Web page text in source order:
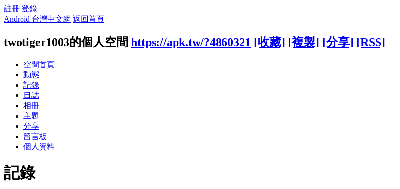
註冊 登錄
Android 台灣中文網 返回首頁
twotiger1003的個人空間 https://apk.tw/?4860321 [收藏] [複製] [分享] [RSS]
空間首頁
動態
記錄
日誌
相冊
主題
分享
留言板
個人資料
記錄